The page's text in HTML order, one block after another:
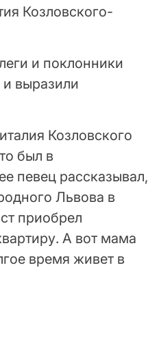
Козловского-
и поклонники
выразили
Козловского
был в
певец рассказывал,
Львова в
приобрел
А вот мама
время живет в